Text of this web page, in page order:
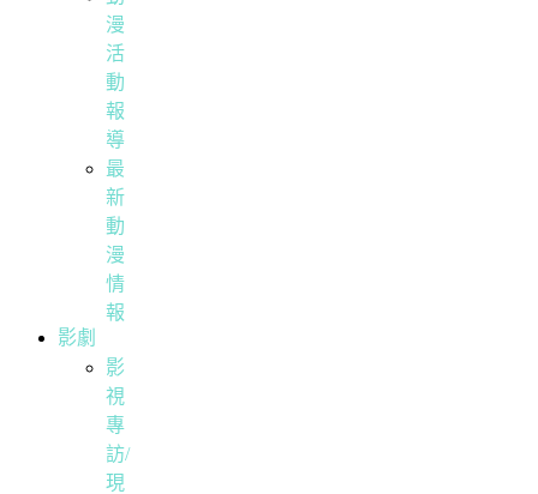
漫
活
動
報
導
最
新
動
漫
情
報
影劇
影
視
專
訪/
現